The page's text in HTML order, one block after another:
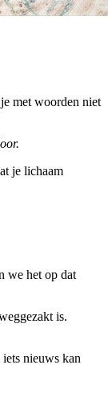
met woorden niet
je lichaam
we het op dat
is.
nieuws kan